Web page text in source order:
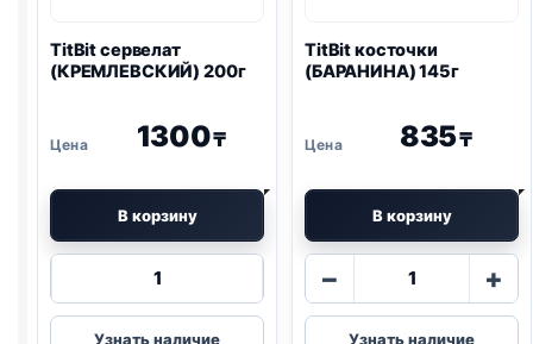
TitBit сервелат
(КРЕМЛЕВСКИЙ) 200г
1300₸
В корзину
Количество
TitBit
Узнать наличие
TitBit косточки
(БАРАНИНА) 145г
835₸
В корзину
−
Количество
TitBit
+
Узнать наличие